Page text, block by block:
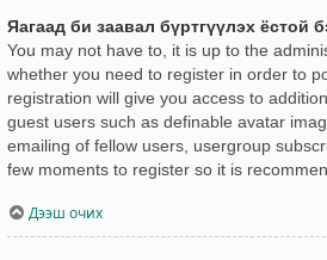
Яагаад би заавал бүртгүүлэх ёстой
You may not have to, it is up to the
whether you need to register in order to
registration will give you access to
guest users such as definable avatar
emailing of fellow users, usergroup
few moments to register so it is
Дээш очих